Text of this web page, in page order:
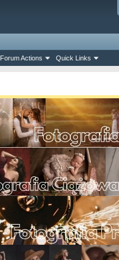
Forum Actions Quick Links